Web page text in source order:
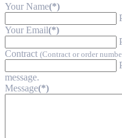
Your Name(*)
Your Email(*)
Contract (Contract or order
message.
Message(*)